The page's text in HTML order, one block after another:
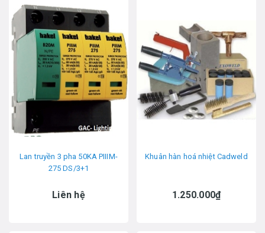
Lan truyền 3 pha 50KA PIIIM-
275 DS/3+1
Liên hệ
Khuân hàn hoá nhiệt Cadweld
1.250.000₫